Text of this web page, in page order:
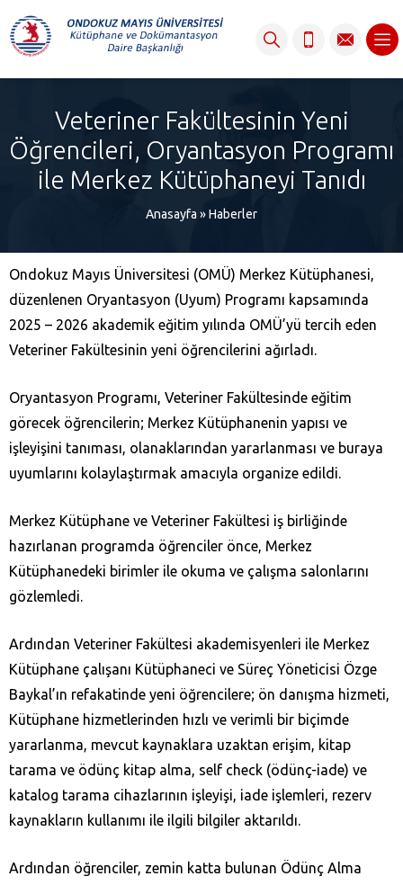
Veteriner Fakültesinin Yeni
Öğrencileri, Oryantasyon Programı
ile Merkez Kütüphaneyi Tanıdı
Anasayfa »Haberler
Ondokuz Mayıs Üniversitesi (OMÜ) Merkez Kütüphanesi,
düzenlenen Oryantasyon (Uyum) Programı kapsamında
2025 – 2026 akademik eğitim yılında OMÜ’yü tercih eden
Veteriner Fakültesinin yeni öğrencilerini ağırladı.
Oryantasyon Programı, Veteriner Fakültesinde eğitim
görecek öğrencilerin; Merkez Kütüphanenin yapısı ve
işleyişini tanıması, olanaklarından yararlanması ve buraya
uyumlarını kolaylaştırmak amacıyla organize edildi.
Merkez Kütüphane ve Veteriner Fakültesi iş birliğinde
hazırlanan programda öğrenciler önce, Merkez
Kütüphanedeki birimler ile okuma ve çalışma salonlarını
gözlemledi.
Ardından Veteriner Fakültesi akademisyenleri ile Merkez
Kütüphane çalışanı Kütüphaneci ve Süreç Yöneticisi Özge
Baykal’ın refakatinde yeni öğrencilere; ön danışma hizmeti,
Kütüphane hizmetlerinden hızlı ve verimli bir biçimde
yararlanma, mevcut kaynaklara uzaktan erişim, kitap
tarama ve ödünç kitap alma, self check (ödünç-iade) ve
katalog tarama cihazlarının işleyişi, iade işlemleri, rezerv
kaynakların kullanımı ile ilgili bilgiler aktarıldı.
Ardından öğrenciler, zemin katta bulunan Ödünç Alma